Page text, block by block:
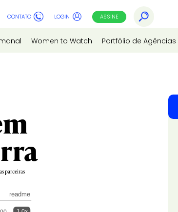
CONTATO LOGIN ASSINE
Women to Watch Portfólio de Agências
parceiras
readme